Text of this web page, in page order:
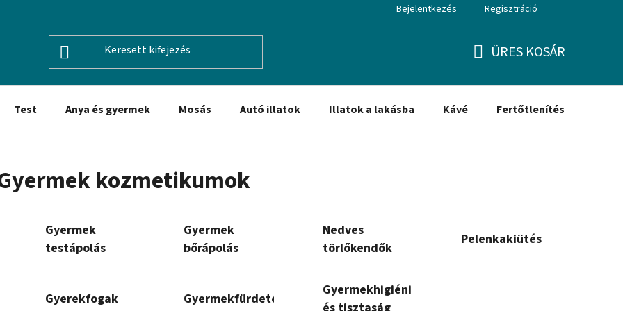
Bejelentkezés Regisztráció
ÜRES KOSÁR
Test Anya és gyermek Mosás Autó illatok Illatok a lakásba Kávé Fertőtlenítés
kozmetikumok
Gyermek
testápolás
Gyermek
bőrápolás
Nedves
törlőkendők
Pelenkakiütés
Gyerekfogak Gyermekfürdetés
Gyermekhigiénia